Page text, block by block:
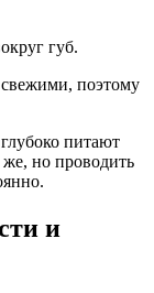
губ.
поэтому
питают
но проводить
и